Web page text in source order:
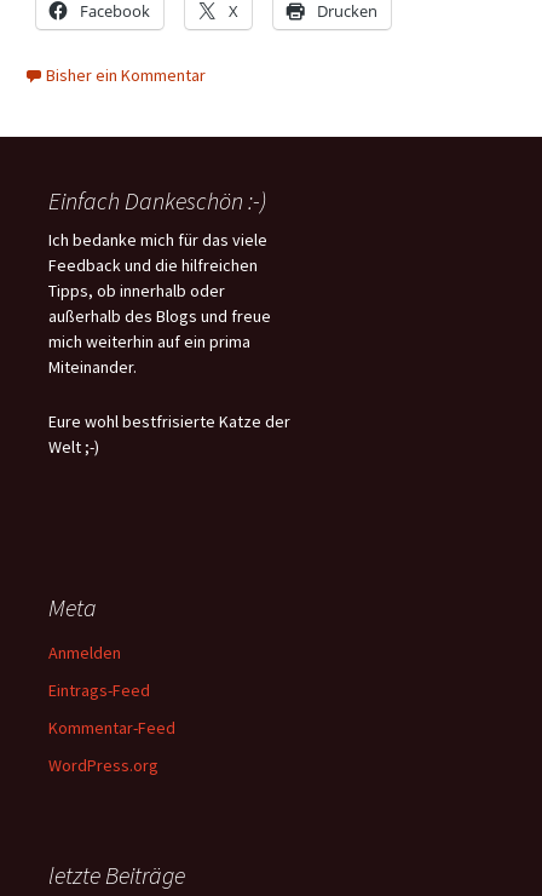
Facebook X Drucken
Bisher ein Kommentar
Einfach Dankeschön :-)
Ich bedanke mich für das viele
Feedback und die hilfreichen
Tipps, ob innerhalb oder
außerhalb des Blogs und freue
mich weiterhin auf ein prima
Miteinander.
Eure wohl bestfrisierte Katze der
Welt ;-)
Meta
Anmelden
Eintrags-Feed
Kommentar-Feed
WordPress.org
letzte Beiträge